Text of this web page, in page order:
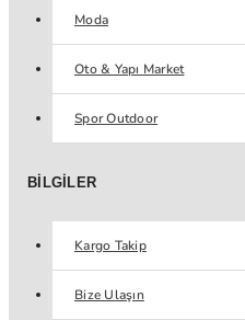
Moda
Oto & Yapı Market
Spor Outdoor
BILGILER
Kargo Takip
Bize Ulaşın